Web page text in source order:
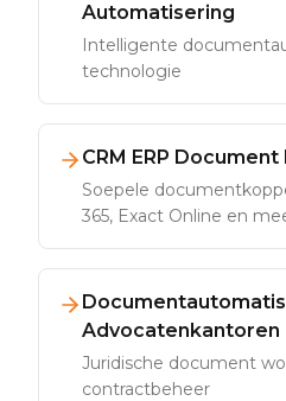
Automatisering
Intelligente
technologie
CRM ERP
Soepele
365, Exact Online en
Advocatenkantoren
Juridische document
contractbeheer